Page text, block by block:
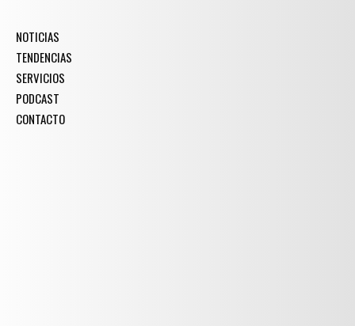
NOTICIAS
TENDENCIAS
SERVICIOS
PODCAST
CONTACTO